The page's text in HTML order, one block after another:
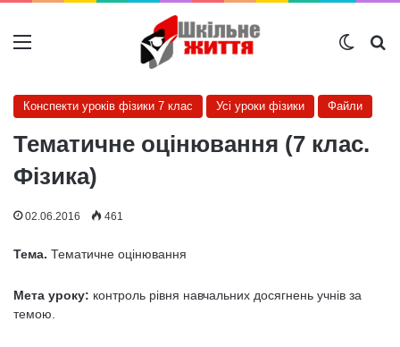
Меню
Конспекти уроків фізики 7 клас Усі уроки фізики Файли
Тематичне оцінювання (7 клас.
Фізика)
02.06.2016 461
Тема. Тематичне оцінювання
Мета уроку: контроль рівня навчальних досягнень учнів за
темою.